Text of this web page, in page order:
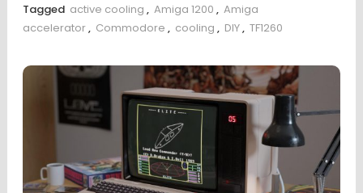
Tagged active cooling , Amiga 1200 , Amiga
accelerator, Commodore , cooling , DIY, TF1260